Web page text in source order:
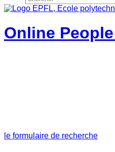
Online
le formulaire de recherche